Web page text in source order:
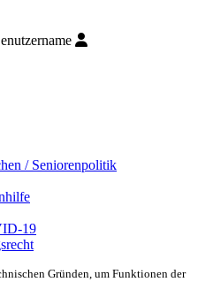
/ Seniorenpolitik
19
Gründen, um Funktionen der